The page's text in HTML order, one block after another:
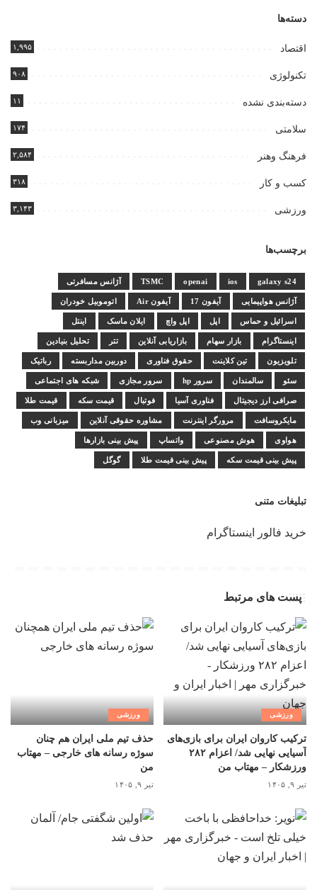
دسته‌ها
اقتصاد ۱,۹۹۵
تکنولوژی ۹۰۸
دسته‌بندی نشده ۱۱
سلامتی ۱۷۴
فرهنگ وهنر ۲,۵۸۴
کسب و کار ۳۱۸
ورزشی ۳,۱۴۳
برچسب‌ها
galaxy s24
ios
openai
TSMC آژانس مسافرتی
آژانس هواپیمایی آیفون 17 آیفون Air اتوموبیل خودران
اسرائیل و حماس اپل اپل واچ ایلان ماسک اینتل
اینستاگرام بازار سهام بازاریابی آنلاین تتر تحلیل بنیادین
تلویزیون تین کلاینت حقوق فناوری دوربین مداربسته رباتیک
سئو سالمندان سرور hp سرور مجازی شبکه های اجتماعی
صرافی ارز دیجیتال فناوری آسیا فوتبال قیمت سکه قیمت طلا
مایکروسافت مرورگر اینترنت مشاوره حقوقی آنلاین میزبانی وب
هواوی هوش مصنوعی واتساپ پیش بینی بازارها
پیش بینی قیمت سکه پیش بینی قیمت طلا گوگل
تبلیغات متنی
خرید فالور اینستاگرام
پست های مرتبط
ورزشی
ترکیب کاروان ایران برای بازی‌های
آسیایی نهایی شد/ اعزام ۲۸۲
ورزشکار – مهتاب من
تیر ۹, ۱۴۰۵
ورزشی
حذف تیم ملی ایران هم چنان
سوژه رسانه های خارجی – مهتاب
من
تیر ۹, ۱۴۰۵